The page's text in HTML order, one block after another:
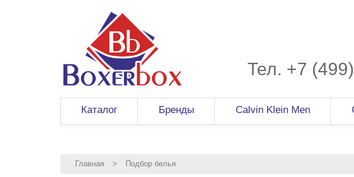
Тел. +7
Каталог Бренды Calvin Klein Men
Главная > Подбор белья